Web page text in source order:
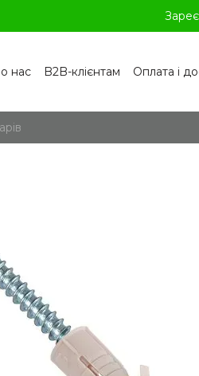
нас B2B-клієнтам Оплата і
Блог